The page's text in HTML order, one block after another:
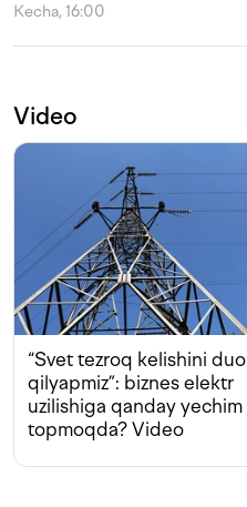
Kecha, 16:00
Video
“Svet tezroq kelishini duo
qilyapmiz”: biznes elektr
uzilishiga qanday yechim
topmoqda? Video